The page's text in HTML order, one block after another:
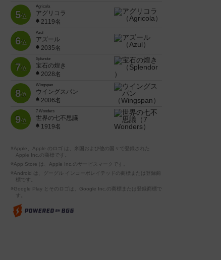
5位
Agricola
アグリコラ
2119名
6位
Azul
アズール
2035名
7位
Splendor
宝石の煌き
2028名
8位
Wingspan
ウイングスパン
2006名
9位
7 Wonders
世界の七不思議
1919名
※Apple、Apple のロゴ は、米国および他の国々で登録された
Apple Inc.の商標です。
※App Store は、Apple Inc.のサービスマークです。
※Android は、グーグル インコーポレイテッドの商標または登録商
標です。
※Google Play とそのロゴは、Google Inc.の商標または登録商標で
す。